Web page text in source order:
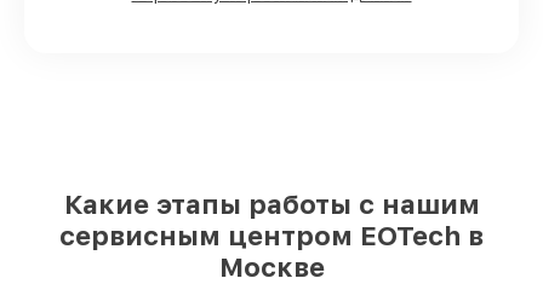
Какие этапы работы с нашим
сервисным центром EOTech в
Москве